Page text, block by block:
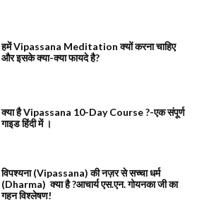
हमें Vipassana Meditation क्यों करना चाहिए
और इसके क्या-क्या फायदे है?
क्या है Vipassana 10-Day Course ?-एक संपूर्ण
गाइड हिंदी में ।
विपश्यना (Vipassana) की नज़र से सच्चा धर्म
(Dharma) क्या है ?आचार्य एस.एन. गोयनका जी का
गहन विश्लेषण!